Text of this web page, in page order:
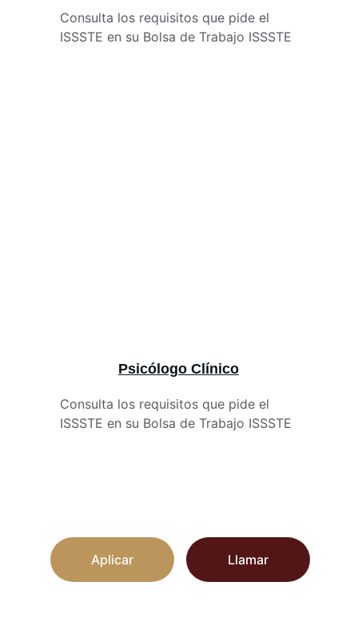
Consulta los requisitos que pide el
ISSSTE en su Bolsa de Trabajo ISSSTE
Consulta los requisitos que pide el
ISSSTE en su Bolsa de Trabajo ISSSTE
Psicólogo Clínico
Aplicar Llamar